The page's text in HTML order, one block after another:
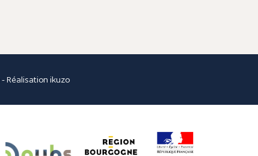
- Réalisationikuzo